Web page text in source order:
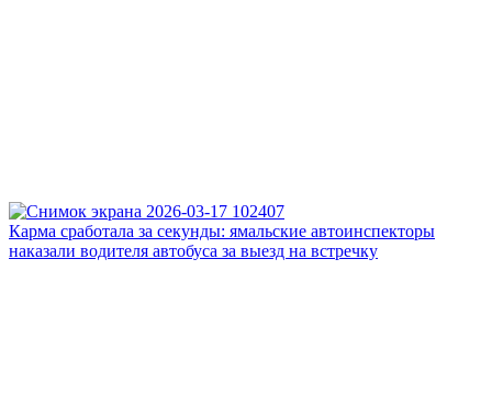
Карма сработала за секунды: ямальские автоинспекторы
наказали водителя автобуса за выезд на встречку